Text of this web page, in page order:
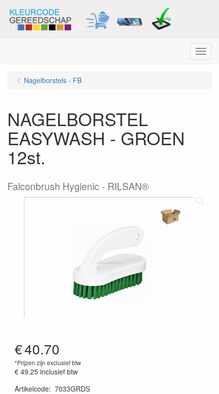
Menu
Nagelborstels - FB
NAGELBORSTEL
EASYWASH - GROEN
12st.
Falconbrush Hygienic - RILSAN®
€40.70
*Prijzen zijn exclusief btw
€ 49.25 inclusief btw
Artikelcode: 7033GRDS